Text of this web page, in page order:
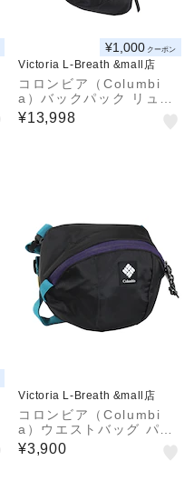
¥1,000 クーポン
Victoria L-Breath &mall店
コロンビア（Columbi
a）バックパック リュッ
ク 登山 ハイキング ワイ
ルドウッドハイツ 30L
¥13,998
Victoria L-Breath &mall店
コロンビア（Columbi
a）ウエストバッグ パナ
シーアショルダー PU88
01 014
¥3,900